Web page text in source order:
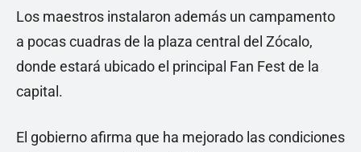
Los maestros instalaron además un campamento
a pocas cuadras de la plaza central del Zócalo,
donde estará ubicado el principal Fan Fest de la
capital.
El gobierno afirma que ha mejorado las condiciones